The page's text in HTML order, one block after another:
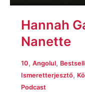
Hannah
Nanette
10, Angolul,
Ismeretterjesztő,
Podcast